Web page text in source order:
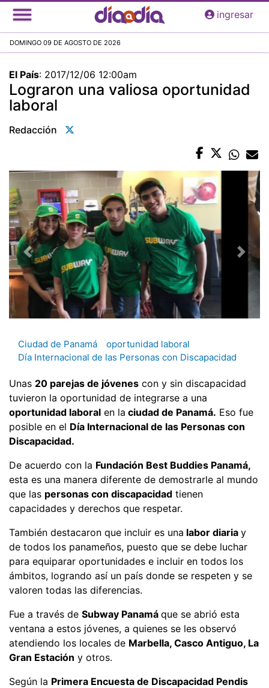
Pasar
al
principal
ingresar
DOMINGO 09 DE AGOSTO DE 2026
El País: 2017/12/06 12:00am
Lograron una valiosa oportunidad
laboral
Redacción
Ciudad de Panamá
oportunidad laboral
Día Internacional de las Personas con Discapacidad
Unas 20 parejas de jóvenes con y sin discapacidad
tuvieron la oportunidad de integrarse a una
oportunidad laboral en la ciudad de Panamá. Eso fue
posible en el Día Internacional de las Personas con
Discapacidad.
De acuerdo con la Fundación Best Buddies Panamá,
esta es una manera diferente de demostrarle al mundo
que las personas con discapacidad tienen
capacidades y derechos que respetar.
También destacaron que incluir es una labor diaria y
de todos los panameños, puesto que se debe luchar
para equiparar oportunidades e incluir en todos los
ámbitos, logrando así un país donde se respeten y se
valoren todas las diferencias.
Fue a través de Subway Panamá que se abrió esta
ventana a estos jóvenes, a quienes se les observó
atendiendo los locales de Marbella, Casco Antiguo, La
Gran Estación y otros.
Según la Primera Encuesta de Discapacidad Pendis